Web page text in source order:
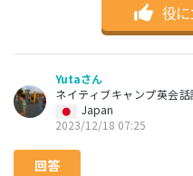
役
Yutaさん
ネイティブキャンプ英会
Japan
2023/12/18 07:25
回答